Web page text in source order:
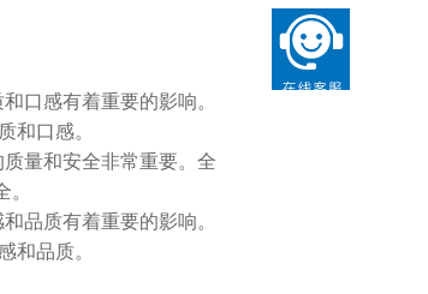
口感有着重要的影响。
和口感。
量和安全非常重要。全
品质有着重要的影响。
和品质。